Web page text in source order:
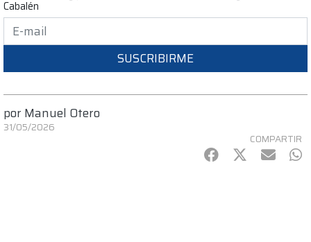
Cabalén
SUSCRIBIRME
por Manuel Otero
31/05/2026
COMPARTIR
Facebook
Twitter
mail